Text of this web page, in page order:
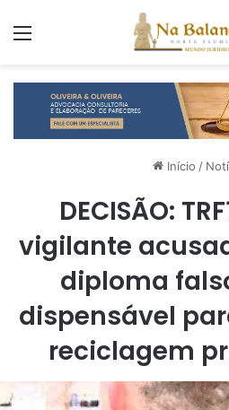
Início /
DECISÃO:
vigilante
diploma
dispensável
reciclagem